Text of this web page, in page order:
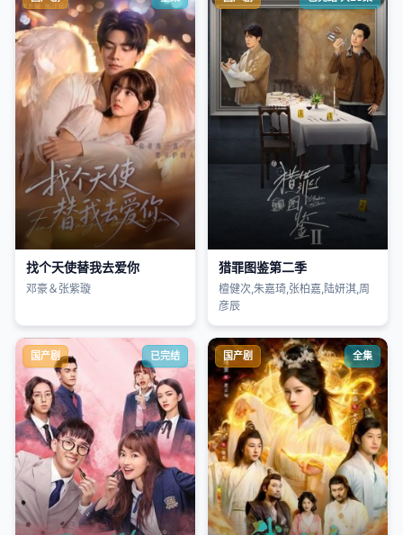
找个天使替我去爱你
邓豪＆张紫璇
猎罪图鉴第二季
檀健次,朱嘉琦,张柏嘉,陆妍淇,周
彦辰
国产剧 已完结 国产剧 全集